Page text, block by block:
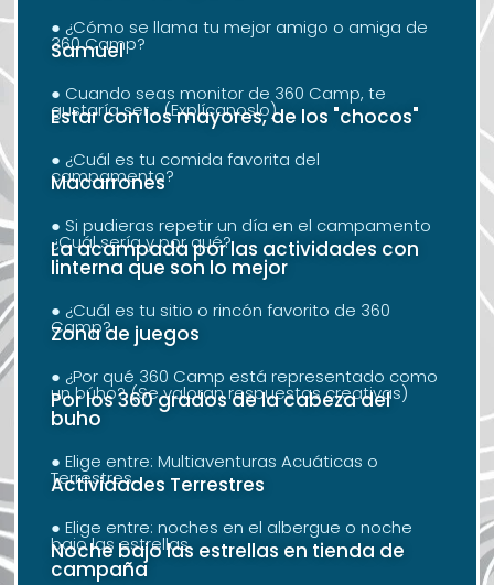
● ¿Cómo se llama tu mejor amigo o amiga de
360 Camp?
Samuel
● Cuando seas monitor de 360 Camp, te
gustaría ser... (Explícanoslo)
Estar con los mayores, de los "chocos"
● ¿Cuál es tu comida favorita del
campamento?
Macarrones
● Si pudieras repetir un día en el campamento
¿Cuál sería y por qué?
La acampada por las actividades con
linterna que son lo mejor
● ¿Cuál es tu sitio o rincón favorito de 360
Camp?
Zona de juegos
● ¿Por qué 360 Camp está representado como
un búho? (Se valoran respuestas creativas)
Por los 360 grados de la cabeza del
buho
● Elige entre: Multiaventuras Acuáticas o
Terrestres
Actividades Terrestres
● Elige entre: noches en el albergue o noche
bajo las estrellas
Noche bajo las estrellas en tienda de
campaña